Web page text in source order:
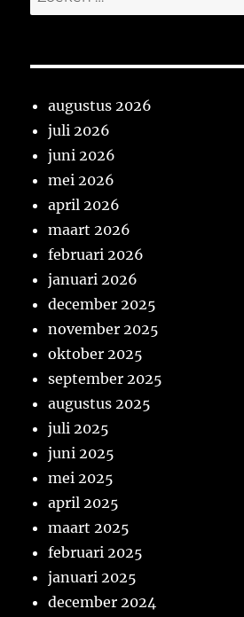
naar:
augustus 2026
juli 2026
juni 2026
mei 2026
april 2026
maart 2026
februari 2026
januari 2026
december 2025
november 2025
oktober 2025
september 2025
augustus 2025
juli 2025
juni 2025
mei 2025
april 2025
maart 2025
februari 2025
januari 2025
december 2024